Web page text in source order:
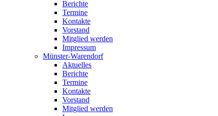
Berichte
Termine
Kontakte
Vorstand
Mitglied werden
Impressum
Münster-Warendorf
Aktuelles
Berichte
Termine
Kontakte
Vorstand
Mitglied werden